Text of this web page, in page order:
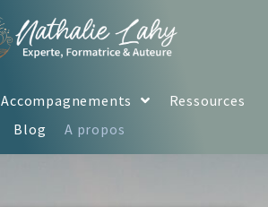
Accompagnements
Ressources
Blog
A propos